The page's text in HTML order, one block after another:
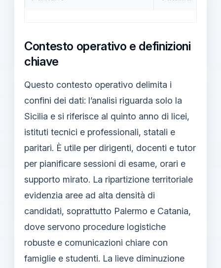
Contesto operativo e definizioni
chiave
Questo contesto operativo delimita i
confini dei dati: l’analisi riguarda solo la
Sicilia e si riferisce al quinto anno di licei,
istituti tecnici e professionali, statali e
paritari. È utile per dirigenti, docenti e tutor
per pianificare sessioni di esame, orari e
supporto mirato. La ripartizione territoriale
evidenzia aree ad alta densità di
candidati, soprattutto Palermo e Catania,
dove servono procedure logistiche
robuste e comunicazioni chiare con
famiglie e studenti. La lieve diminuzione